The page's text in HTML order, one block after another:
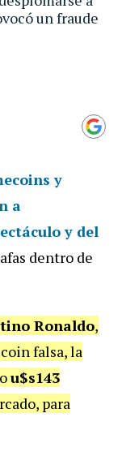
un fraude
y
a
y del
dentro de
Ronaldo,
falsa, la
u$s143
para